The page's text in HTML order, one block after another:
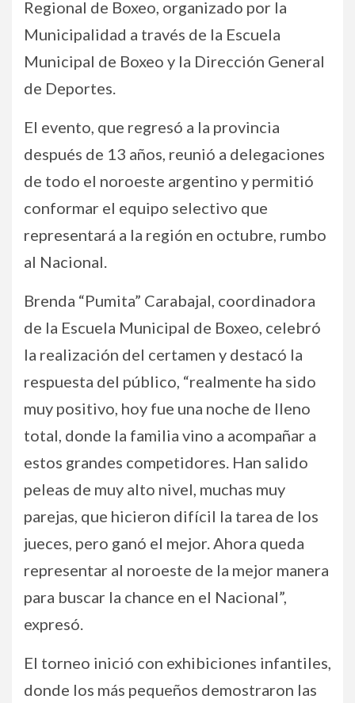
Regional de Boxeo, organizado por la
Municipalidad a través de la Escuela
Municipal de Boxeo y la Dirección General
de Deportes.
El evento, que regresó a la provincia
después de 13 años, reunió a delegaciones
de todo el noroeste argentino y permitió
conformar el equipo selectivo que
representará a la región en octubre, rumbo
al Nacional.
Brenda “Pumita” Carabajal, coordinadora
de la Escuela Municipal de Boxeo, celebró
la realización del certamen y destacó la
respuesta del público, “realmente ha sido
muy positivo, hoy fue una noche de lleno
total, donde la familia vino a acompañar a
estos grandes competidores. Han salido
peleas de muy alto nivel, muchas muy
parejas, que hicieron difícil la tarea de los
jueces, pero ganó el mejor. Ahora queda
representar al noroeste de la mejor manera
para buscar la chance en el Nacional”,
expresó.
El torneo inició con exhibiciones infantiles,
donde los más pequeños demostraron las